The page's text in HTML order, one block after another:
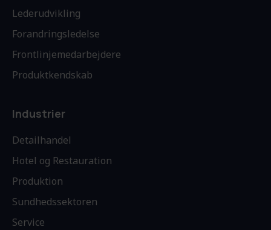
Lederudvikling
Forandringsledelse
Frontlinjemedarbejdere
Produktkendskab
Industrier
Detailhandel
Hotel og Restauration
Produktion
Sundhedssektoren
Service